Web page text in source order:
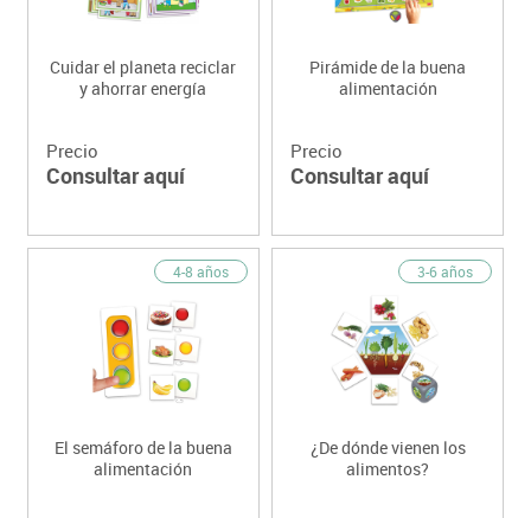
Cuidar el planeta reciclar
y ahorrar energía
Precio
Consultar aquí
Pirámide de la buena
alimentación
Precio
Consultar aquí
4-8 años
El semáforo de la buena
alimentación
3-6 años
¿De dónde vienen los
alimentos?